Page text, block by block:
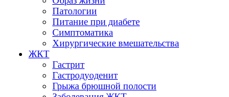
Патологии
Питание при диабете
Симптоматика
Хирургические вмешательства
ЖКТ
Гастрит
Гастродуоденит
Грыжа брюшной полости